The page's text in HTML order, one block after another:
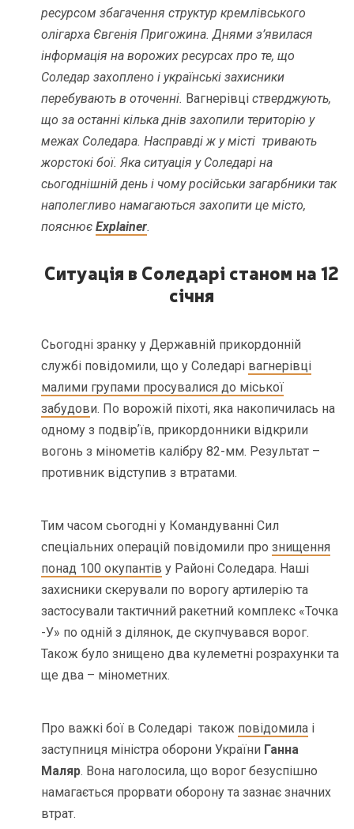
ресурсом збагачення структур кремлівського
олігарха Євгенія Пригожина. Днями з’явилася
інформація на ворожих ресурсах про те, що
Соледар захоплено і українські захисники
перебувають в оточенні. Вагнерівці стверджують,
що за останні кілька днів захопили територію у
межах Соледара. Насправді ж у місті тривають
жорстокі бої. Яка ситуація у Соледарі на
сьогоднішній день і чому російськи загарбники так
наполегливо намагаються захопити це місто,
пояснюєExplainer.
Ситуація в Соледарі станом на 12
січня
Сьогодні зранку у Державній прикордонній
службі повідомили, що у Соледарі вагнерівці
малими групами просувалися до міської
забудови. По ворожій піхоті, яка накопичилась на
одному з подвірʼїв, прикордонники відкрили
вогонь з мінометів калібру 82-мм. Результат –
противник відступив з втратами.
Тим часом сьогодні у Командуванні Сил
спеціальних операцій повідомили прознищення
понад 100 окупантів у Районі Соледара. Наші
захисники скерували по ворогу артилерію та
застосували тактичний ракетний комплекс «Точка
-У» по одній з ділянок, де скупчувався ворог.
Також було знищено два кулеметні розрахунки та
ще два – мінометних.
Про важкі бої в Соледарі також повідомила і
заступниця міністра оборони України Ганна
Маляр. Вона наголосила, що ворог безуспішно
намагається прорвати оборону та зазнає значних
втрат.